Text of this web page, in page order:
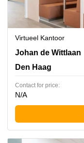
Virtueel Kantoor
Johan de Wittlaan
Johan de Wittlaan
Den Haag
Contact for price:
N/A